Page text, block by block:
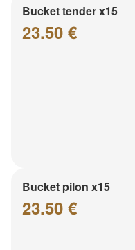
Bucket tender x15
23.50 €
Bucket pilon x15
23.50 €